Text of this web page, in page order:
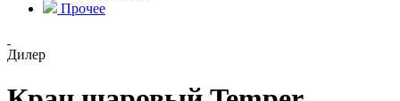
Прочее
Дилер